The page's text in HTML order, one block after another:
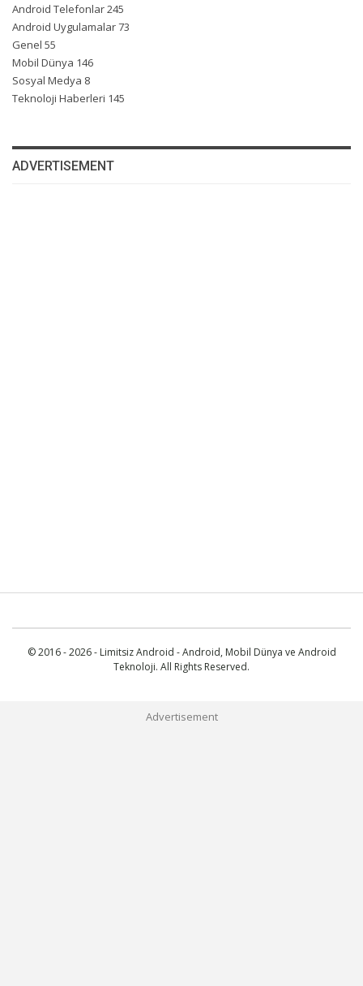
Android Telefonlar245
Android Uygulamalar73
Genel 55
Mobil Dünya 146
Sosyal Medya 8
Teknoloji Haberleri 145
ADVERTISEMENT
© 2016 - 2026 - Limitsiz Android - Android, Mobil Dünya ve Android
Teknoloji. All Rights Reserved.
Advertisement